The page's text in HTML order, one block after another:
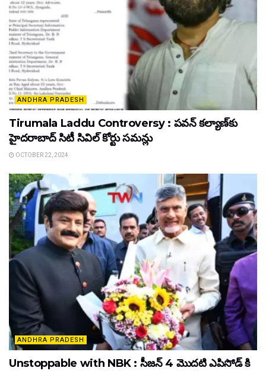
ANDHRA PRADESH
Tirumala Laddu Controversy : పవన్ కల్యాణ్‍కు
హైదరాబాద్ సిటీ సివిల్ కోర్టు సమన్లు
OCTOBER 22, 2024
ANDHRA PRADESH
Unstoppable with NBK : సీజన్ 4 మొదటి ఎపిసోడ్ కి